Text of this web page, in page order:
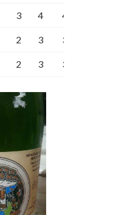
3 4 4
2 3 3
2 3 3